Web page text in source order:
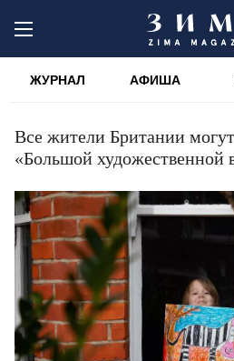
ЖУРНАЛ АФИША
Все жители Британии
«Большой художественной